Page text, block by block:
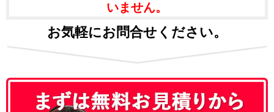
いません。
お気軽にお問合せください。